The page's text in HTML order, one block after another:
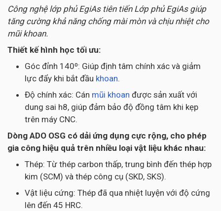
Công nghệ lớp phủ EgiAs tiên tiến Lớp phủ EgiAs giúp
tăng cường khả năng chống mài mòn và chịu nhiệt cho
mũi khoan.
Thiết kế hình học tối ưu:
Góc đỉnh 140⁰: Giúp định tâm chính xác và giảm
lực đẩy khi bắt đầu khoan.
Độ chính xác: Cán mũi khoan được sản xuất với
dung sai h8, giúp đảm bảo độ đồng tâm khi kẹp
trên máy CNC.
Dòng ADO OSG có dải ứng dụng cực rộng, cho phép
gia công hiệu quả trên nhiều loại vật liệu khác nhau:
Thép: Từ thép carbon thấp, trung bình đến thép hợp
kim (SCM) và thép công cụ (SKD, SKS).
Vật liệu cứng: Thép đã qua nhiệt luyện với độ cứng
lên đến 45 HRC.